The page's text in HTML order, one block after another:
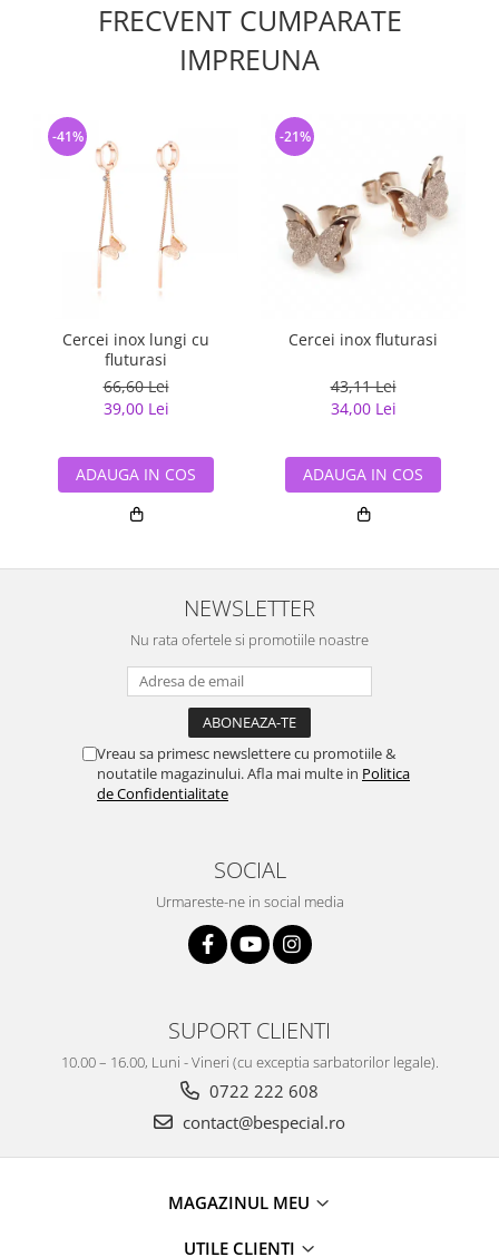
FRECVENT CUMPARATE
IMPREUNA
Cercei inox lungi cu
fluturasi
66,60 Lei
39,00 Lei
-41%
ADAUGA IN COS
Cercei inox fluturasi
43,11 Lei
34,00 Lei
-21%
ADAUGA IN COS
NEWSLETTER
Nu rata ofertele si promotiile noastre
Vreau sa primesc newslettere cu promotiile &
noutatile magazinului. Afla mai multe in Politica
de Confidentialitate
SOCIAL
Urmareste-ne in social media
SUPORT CLIENTI
10.00 – 16.00, Luni - Vineri (cu exceptia sarbatorilor legale).
0722 222 608
contact@bespecial.ro
MAGAZINUL MEU
UTILE CLIENTI